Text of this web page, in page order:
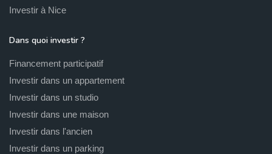
Investir à Nice
Dans quoi investir ?
Financement participatif
Investir dans un appartement
Investir dans un studio
Investir dans une maison
Investir dans l'ancien
Investir dans un parking